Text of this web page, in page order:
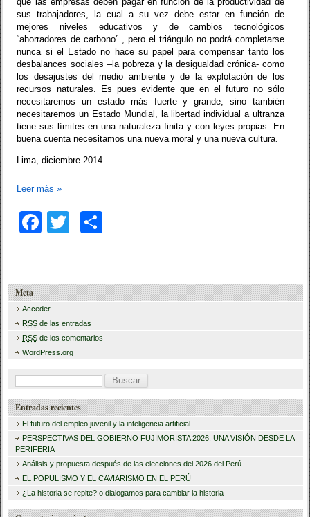
sus trabajadores, la cual a su vez debe estar en función de
mejores niveles educativos y de cambios tecnológicos
“ahorradores de carbono” , pero el triángulo no podrá completarse
nunca si el Estado no hace su papel para compensar tanto los
desbalances sociales –la pobreza y la desigualdad crónica- como
los desajustes del medio ambiente y de la explotación de los
recursos naturales. Es pues evidente que en el futuro no sólo
necesitaremos un estado más fuerte y grande, sino también
necesitaremos un Estado Mundial, la libertad individual a ultranza
tiene sus límites en una naturaleza finita y con leyes propias. En
buena cuenta necesitamos una nueva moral y una nueva cultura.
Lima, diciembre 2014
Leer más»
F
e
b
o
o
k
T
er p
tir
Meta
Acceder
RSS de las entradas
RSS de los comentarios
WordPress.org
B
u
s
c
a
:
Entradas recientes
El futuro del empleo juvenil y la inteligencia artificial
PERSPECTIVAS DEL GOBIERNO FUJIMORISTA 2026: UNA VISIÓN DESDE LA
PERIFERIA
Análisis y propuesta después de las elecciones del 2026 del Perú
EL POPULISMO Y EL CAVIARISMO EN EL PERÚ
¿La historia se repite? o dialogamos para cambiar la historia